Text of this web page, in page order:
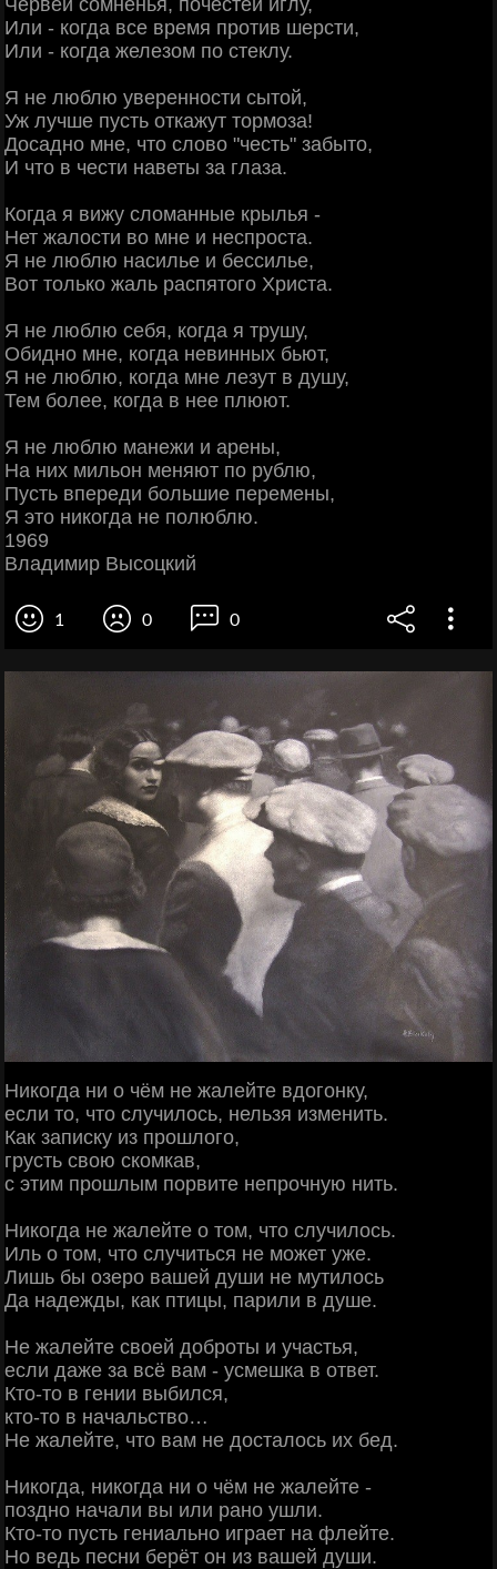
Или - когда все время против шерсти,
Или - когда железом по стеклу.
Я не люблю уверенности сытой,
Уж лучше пусть откажут тормоза!
Досадно мне, что слово "честь" забыто,
И что в чести наветы за глаза.
Когда я вижу сломанные крылья -
Нет жалости во мне и неспроста.
Я не люблю насилье и бессилье,
Вот только жаль распятого Христа.
Я не люблю себя, когда я трушу,
Обидно мне, когда невинных бьют,
Я не люблю, когда мне лезут в душу,
Тем более, когда в нее плюют.
Я не люблю манежи и арены,
На них мильон меняют по рублю,
Пусть впереди большие перемены,
Я это никогда не полюблю.
1969
Владимир Высоцкий
1 0 0
Никогда ни о чём не жалейте вдогонку,
если то, что случилось, нельзя изменить.
Как записку из прошлого,
грусть свою скомкав,
с этим прошлым порвите непрочную нить.
Никогда не жалейте о том, что случилось.
Иль о том, что случиться не может уже.
Лишь бы озеро вашей души не мутилось
Да надежды, как птицы, парили в душе.
Не жалейте своей доброты и участья,
если даже за всё вам - усмешка в ответ.
Кто-то в гении выбился,
кто-то в начальство…
Не жалейте, что вам не досталось их бед.
Никогда, никогда ни о чём не жалейте -
поздно начали вы или рано ушли.
Кто-то пусть гениально играет на флейте.
Но ведь песни берёт он из вашей души.